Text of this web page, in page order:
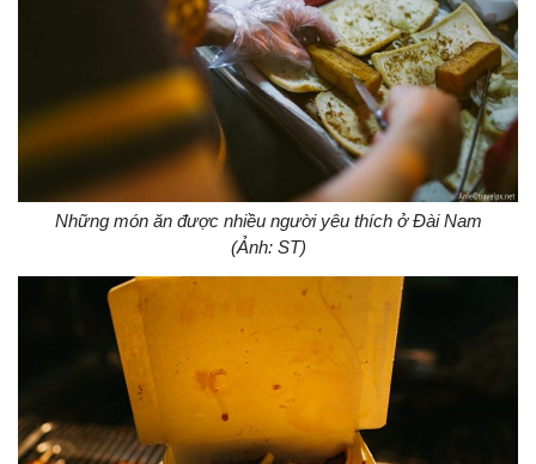
Những món ăn được nhiều người yêu thích ở Đài Nam
(Ảnh: ST)